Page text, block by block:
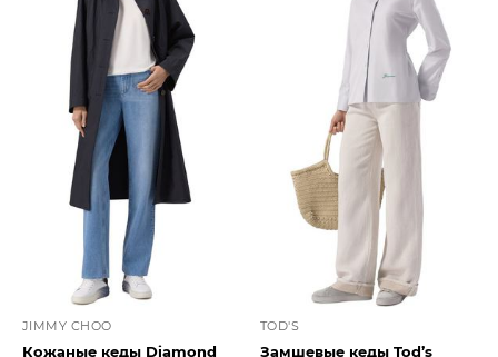
JIMMY CHOO
Кожаные кеды Diamond
TOD'S
Замшевые кеды Tod’s